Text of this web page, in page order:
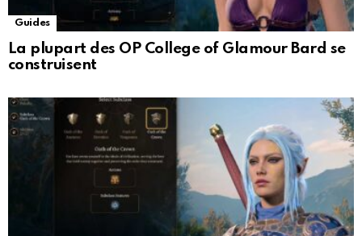
Guides
La plupart des OP College of Glamour Bard se
construisent